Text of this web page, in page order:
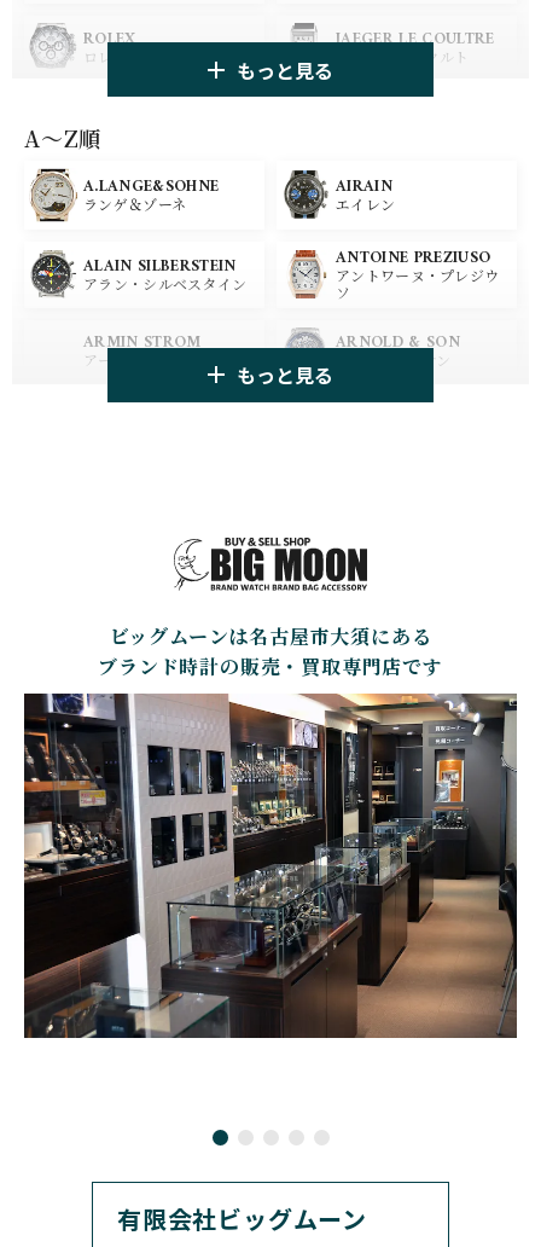
ROLEX
ロレックス
JAEGER LE COULTRE
ジャガー・ルクルト
パネライ
OMEGA
オメガ
BREGUET
ブレゲ
BLANCPAIN
ブランパン
BREITLING
ブライトリング
HUBLOT
ウブロ
ZENITH
BELL＆ROSS SINN
ジン
CARTIER
カルティエ
CHANEL
シャネル
CHOPARD
ショパール
SEIKO
セイコー
GLASHUTTE ORIGINA
L
グラスヒュッテ・オリジ
ナル
CHRONOSWISS
クロノスイス
ALAIN SILBERSTEIN
アラン・シルベスタイン
CITIZEN
シチズン
もっと見る
A〜Z順
A.LANGE&SOHNE
ランゲ＆ゾーネ
AIRAIN
エイレン
ALAIN SILBERSTEIN
アラン・シルベスタイン
ANTOINE PREZIUSO
アントワーヌ・プレジウ
ソ
ARMIN STROM
アーミン・シュトローム
ARNOLD & SON
アーノルド&サン
BAMFORD LONDON
バンフォード・ロンドン
BAUME&MERCIER
ボーム＆メルシエ
BEAUBLEU
ボーブルー
BELL＆ROSS
ベル＆ロス
BLANCPAIN
ブランパン
BOLDR Supply Compan
y
ボルダー・サプライ・カ
ンパニー
BOVET
ボヴェ
BREGUET
ブレゲ
BREITLING
ブライトリング
BRUNO SOHNLE Glash
utte
ブルーノ・ゾンレー・ グ
ラスヒュッテ
BULOVA
ブローバ
BVLGARI
ブルガリ
CHANEL
シャネル
CHOPARD
ショパール
もっと見る
ビッグムーンは名古屋市大須にある
ブランド時計の販売・買取専門店です
有限会社ビッグムーン